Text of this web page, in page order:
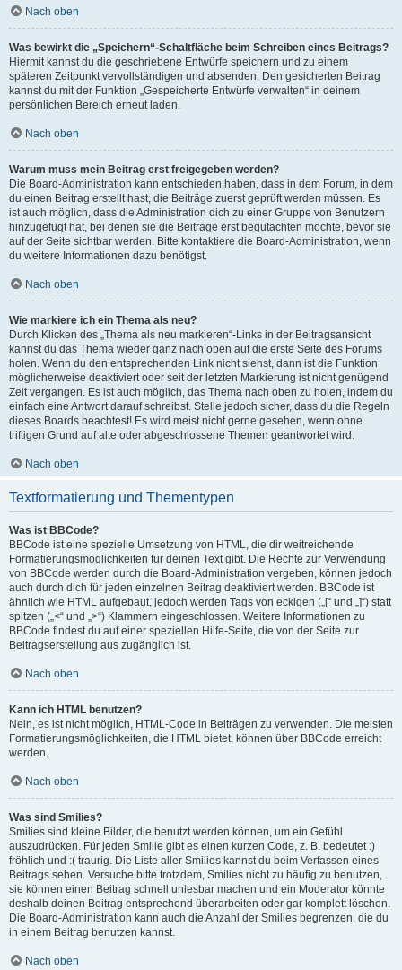
Nach oben
Was bewirkt die „Speichern“-Schaltfläche beim Schreiben eines Beitrags?
Hiermit kannst du die geschriebene Entwürfe speichern und zu einem
späteren Zeitpunkt vervollständigen und absenden. Den gesicherten Beitrag
kannst du mit der Funktion „Gespeicherte Entwürfe verwalten“ in deinem
persönlichen Bereich erneut laden.
Nach oben
Warum muss mein Beitrag erst freigegeben werden?
Die Board-Administration kann entschieden haben, dass in dem Forum, in dem
du einen Beitrag erstellt hast, die Beiträge zuerst geprüft werden müssen. Es
ist auch möglich, dass die Administration dich zu einer Gruppe von Benutzern
hinzugefügt hat, bei denen sie die Beiträge erst begutachten möchte, bevor sie
auf der Seite sichtbar werden. Bitte kontaktiere die Board-Administration, wenn
du weitere Informationen dazu benötigst.
Nach oben
Wie markiere ich ein Thema als neu?
Durch Klicken des „Thema als neu markieren“-Links in der Beitragsansicht
kannst du das Thema wieder ganz nach oben auf die erste Seite des Forums
holen. Wenn du den entsprechenden Link nicht siehst, dann ist die Funktion
möglicherweise deaktiviert oder seit der letzten Markierung ist nicht genügend
Zeit vergangen. Es ist auch möglich, das Thema nach oben zu holen, indem du
einfach eine Antwort darauf schreibst. Stelle jedoch sicher, dass du die Regeln
dieses Boards beachtest! Es wird meist nicht gerne gesehen, wenn ohne
triftigen Grund auf alte oder abgeschlossene Themen geantwortet wird.
Nach oben
Textformatierung und Thementypen
Was ist BBCode?
BBCode ist eine spezielle Umsetzung von HTML, die dir weitreichende
Formatierungsmöglichkeiten für deinen Text gibt. Die Rechte zur Verwendung
von BBCode werden durch die Board-Administration vergeben, können jedoch
auch durch dich für jeden einzelnen Beitrag deaktiviert werden. BBCode ist
ähnlich wie HTML aufgebaut, jedoch werden Tags von eckigen („[“ und „]“) statt
spitzen („<“ und „>“) Klammern eingeschlossen. Weitere Informationen zu
BBCode findest du auf einer speziellen Hilfe-Seite, die von der Seite zur
Beitragserstellung aus zugänglich ist.
Nach oben
Kann ich HTML benutzen?
Nein, es ist nicht möglich, HTML-Code in Beiträgen zu verwenden. Die meisten
Formatierungsmöglichkeiten, die HTML bietet, können über BBCode erreicht
werden.
Nach oben
Was sind Smilies?
Smilies sind kleine Bilder, die benutzt werden können, um ein Gefühl
auszudrücken. Für jeden Smilie gibt es einen kurzen Code, z. B. bedeutet :)
fröhlich und :( traurig. Die Liste aller Smilies kannst du beim Verfassen eines
Beitrags sehen. Versuche bitte trotzdem, Smilies nicht zu häufig zu benutzen,
sie können einen Beitrag schnell unlesbar machen und ein Moderator könnte
deshalb deinen Beitrag entsprechend überarbeiten oder gar komplett löschen.
Die Board-Administration kann auch die Anzahl der Smilies begrenzen, die du
in einem Beitrag benutzen kannst.
Nach oben